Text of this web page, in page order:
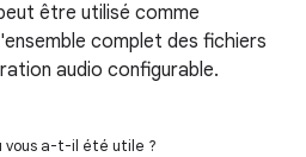
être utilisé comme
complet des fichiers
audio configurable.
vous a-t-il été utile ?